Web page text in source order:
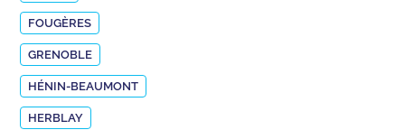
FOUGÈRES
GRENOBLE
HÉNIN-BEAUMONT
HERBLAY